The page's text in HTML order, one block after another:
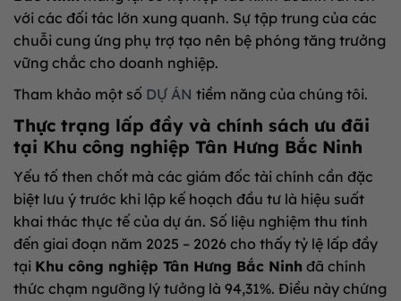
với các đối tác lớn xung quanh. Sự tập trung của các
chuỗi cung ứng phụ trợ tạo nên bệ phóng tăng trưởng
vững chắc cho doanh nghiệp.
Tham khảo một số DỰ ÁN tiềm năng của chúng tôi.
Thực trạng lấp đầy và chính sách ưu đãi
tại Khu công nghiệp Tân Hưng Bắc Ninh
Yếu tố then chốt mà các giám đốc tài chính cần đặc
biệt lưu ý trước khi lập kế hoạch đầu tư là hiệu suất
khai thác thực tế của dự án. Số liệu nghiệm thu tính
đến giai đoạn năm 2025 – 2026 cho thấy tỷ lệ lấp đầy
tại Khu công nghiệp Tân Hưng Bắc Ninh đã chính
thức chạm ngưỡng lý tưởng là 94,31%. Điều này chứng